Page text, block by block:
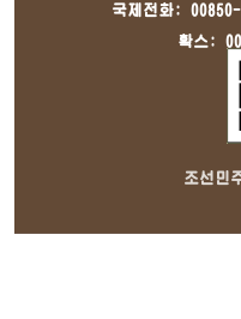
국제전화:
확스:
조선민